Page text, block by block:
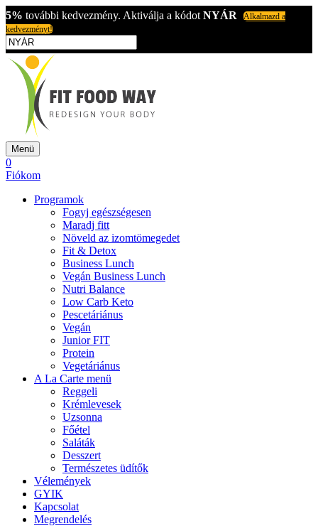
5% további kedvezmény. Aktiválja a kódot NYÁR
Alkalmazd a
kedvezményt!
Menü
0
Fiókom
Programok
Fogyj egészségesen
Maradj fitt
Növeld az izomtömegedet
Fit & Detox
Business Lunch
Vegán Business Lunch
Nutri Balance
Low Carb Keto
Pescetáriánus
Vegán
Junior FIT
Protein
Vegetáriánus
A La Carte menü
Reggeli
Krémlevesek
Uzsonna
Főétel
Saláták
Desszert
Természetes üdítők
Vélemények
GYIK
Kapcsolat
Megrendelés